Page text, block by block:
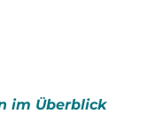
im Überblick